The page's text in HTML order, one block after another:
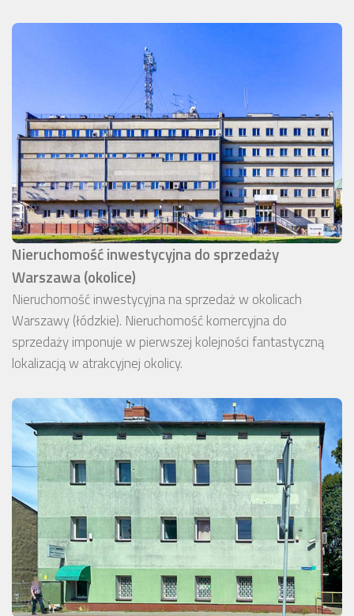
Nieruchomość inwestycyjna do sprzedaży
Warszawa (okolice)
Nieruchomość inwestycyjna na sprzedaż w okolicach
Warszawy (łódzkie). Nieruchomość komercyjna do
sprzedaży imponuje w pierwszej kolejności fantastyczną
lokalizacją w atrakcyjnej okolicy.